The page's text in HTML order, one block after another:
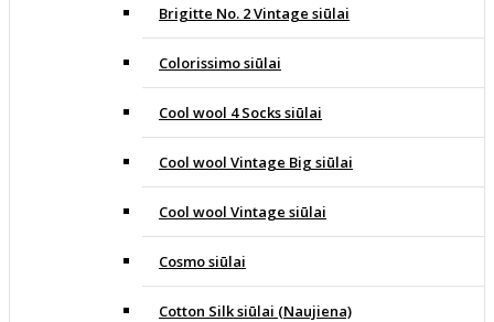
Brigitte No. 2 Vintage siūlai
Colorissimo siūlai
Cool wool 4 Socks siūlai
Cool wool Vintage Big siūlai
Cool wool Vintage siūlai
Cosmo siūlai
Cotton Silk siūlai (Naujiena)